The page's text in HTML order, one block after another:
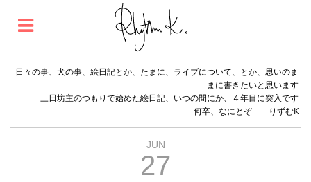
日々の事、犬の事、絵日記とか、たまに、ライブについて、とか、思いのま
まに書きたいと思います
三日坊主のつもりで始めた絵日記、いつの間にか、４年目に突入です
何卒、なにとぞ りずむK
JUN
27